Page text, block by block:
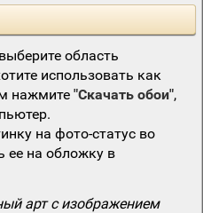
область
использовать как
нажмите "Скачать обои",
на фото-статус во
ее на обложку в
арт с изображением